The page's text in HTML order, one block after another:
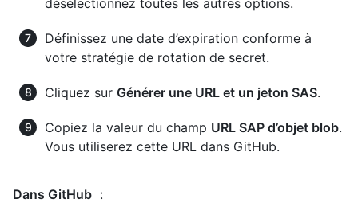
Définissez une date d’expiration conforme à
votre stratégie de rotation de secret.
Cliquez sur Générer une URL et un jeton SAS.
Copiez la valeur du champ URL SAP d’objet blob.
Vous utiliserez cette URL dans GitHub.
Dans GitHub :